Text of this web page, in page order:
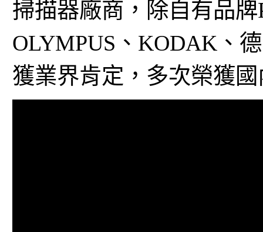
掃描器廠商，除自有品
OLYMPUS、KODAK、
獲業界肯定，多次榮獲